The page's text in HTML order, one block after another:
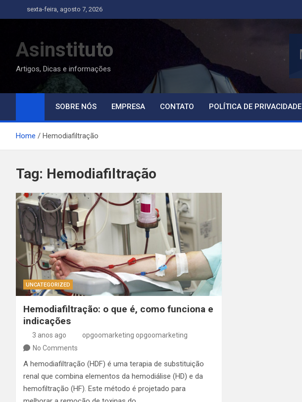
to
sexta-feira, agosto 7, 2026
Asinstituto
Artigos, Dicas e informações
SOBRE NÓS EMPRESA CONTATO POLÍTICA DE PRIVACIDADE
Home Hemodiafiltração
Tag: Hemodiafiltração
UNCATEGORIZED
Hemodiafiltração: o que é, como funciona e
indicações
3 anos ago
opgoomarketing opgoomarketing
No Comments
A hemodiafiltração (HDF) é uma terapia de substituição
renal que combina elementos da hemodiálise (HD) e da
hemofiltração (HF). Este método é projetado para